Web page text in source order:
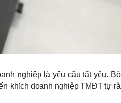
nghiệp là yêu cầu tất yếu. Bộ
khích doanh nghiệp TMĐT tự rà